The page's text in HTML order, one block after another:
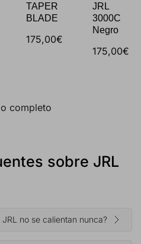
TAPER
BLADE
175,00€
JRL
3000C
Negro
175,00€
completo
sobre JRL
no se calientan nunca?